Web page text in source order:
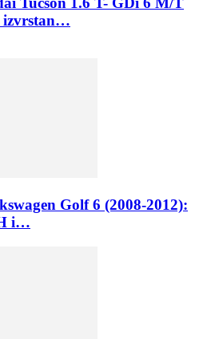
izvrstan…
Golf 6 (2008-2012):
i…